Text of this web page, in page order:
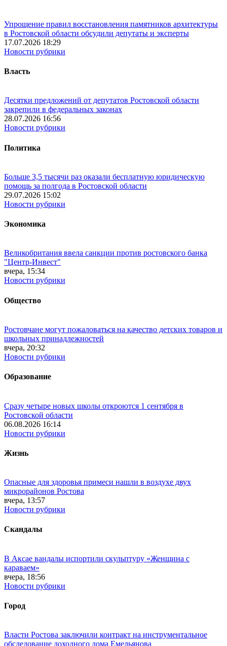
Упрощение правил восстановления памятников архитектуры
в Ростовской области обсудили депутаты и эксперты
17.07.2026 18:29
Новости рубрики
Власть
Десятки предложений от депутатов Ростовской области
закрепили в федеральных законах
28.07.2026 16:56
Новости рубрики
Политика
Больше 3,5 тысячи раз оказали бесплатную юридическую
помощь за полгода в Ростовской области
29.07.2026 15:02
Новости рубрики
Экономика
Великобритания ввела санкции против ростовского банка
"Центр-Инвест"
вчера, 15:34
Новости рубрики
Общество
Ростовчане могут пожаловаться на качество детских товаров и
школьных принадлежностей
вчера, 20:32
Новости рубрики
Образование
Сразу четыре новых школы откроются 1 сентября в
Ростовской области
06.08.2026 16:14
Новости рубрики
Жизнь
Опасные для здоровья примеси нашли в воздухе двух
микрорайонов Ростова
вчера, 13:57
Новости рубрики
Скандалы
В Аксае вандалы испортили скульптуру «Женщина с
караваем»
вчера, 18:56
Новости рубрики
Город
Власти Ростова заключили контракт на инструментальное
обследование доходного дома Емельянова